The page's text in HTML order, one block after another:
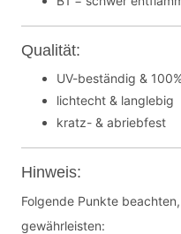
Qualität:
UV-beständig &
lichtecht & langlebig
kratz- & abriebfest
Hinweis:
Folgende Punkte
gewährleisten: